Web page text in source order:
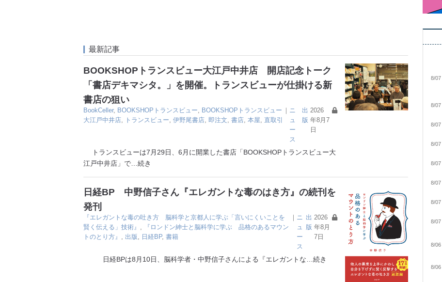
最新記事
BOOKSHOPトランスビュー大江戸中井店 開店記念トーク
「書店デキマシタ。」を開催。トランスビューが仕掛ける新
書店の狙い
BookCeller, BOOKSHOPトランスビュー
BOOKSHOPトランスビュー
大江戸中井店
トランスビュー 伊野尾書店 即注文 書店 本屋 直取引
｜ ニ
ュ
ー
ス
出
版
2026
年8月7
日
トランスビューは7月29日、6月に開業した書店「BOOKSHOPトランスビュー大
江戸中井店」で …続き
日経BP 中野信子さん『エレガントな毒のはき方』の続刊を
発刊
『エレガントな毒の吐き方 脳科学と京都人に学ぶ「言いにくいことを
賢く伝える」技術』
『ロンドン紳士と脳科学に学ぶ 品格のあるマウン
トのとり方』
出版 日経BP, 書籍
｜ ニ
ュ
ー
ス
出
版
2026
年8月
7日
日経BPは8月10日、脳科学者・中野信子さんによる『エレガントな …続き
8/07
8/07
8/07
8/07
8/07
8/07
8/07
8/07
8/06
8/06